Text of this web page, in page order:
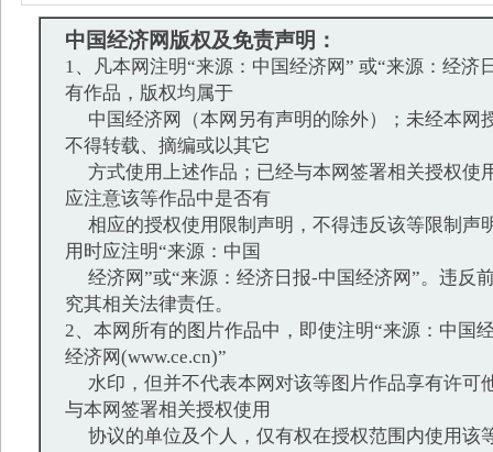
中国经济网版权及免责声明：
1、凡本网注明“来源：中国经济网” 或“来源：经济
有作品，版权均属于
中国经济网（本网另有声明的除外）；未经本网
不得转载、摘编或以其它
方式使用上述作品；已经与本网签署相关授权使
应注意该等作品中是否有
相应的授权使用限制声明，不得违反该等限制声
用时应注明“来源：中国
经济网”或“来源：经济日报-中国经济网”。违反
究其相关法律责任。
2、本网所有的图片作品中，即使注明“来源：中国
经济网(www.ce.cn)”
水印，但并不代表本网对该等图片作品享有许可
与本网签署相关授权使用
协议的单位及个人，仅有权在授权范围内使用该